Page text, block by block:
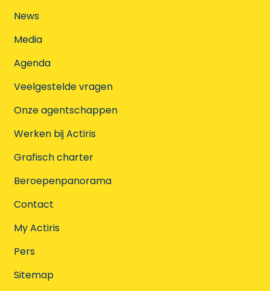
News
Media
Agenda
Veelgestelde vragen
Onze agentschappen
Werken bij Actiris
Grafisch charter
Beroepenpanorama
Contact
My Actiris
Pers
Sitemap